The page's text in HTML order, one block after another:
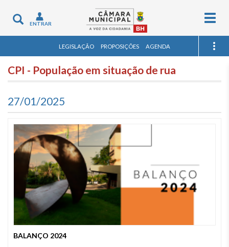
Toggle
navigation
ENTRAR
LEGISLAÇÃO PROPOSIÇÕES AGENDA
CPI - População em situação de rua
27/01/2025
BALANÇO 2024